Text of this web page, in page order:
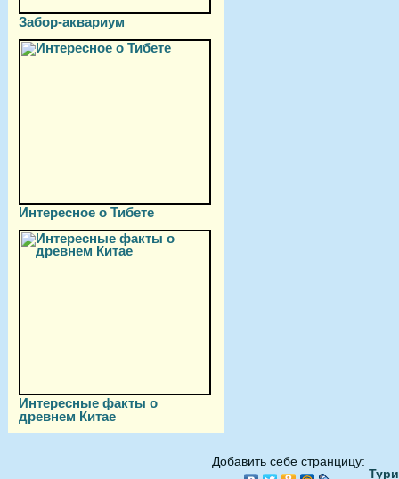
Забор-аквариум
Интересное о Тибете
Интересные факты о
древнем Китае
Добавить себе странцицу: